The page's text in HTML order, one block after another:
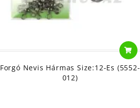
Forgó Nevis Hármas Size:12-Es (5552-
012)